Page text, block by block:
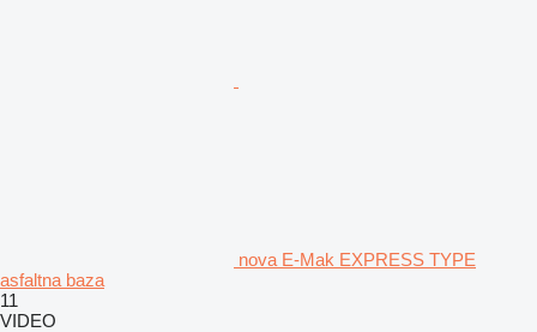
nova E-Mak EXPRESS TYPE
asfaltna baza
11
VIDEO